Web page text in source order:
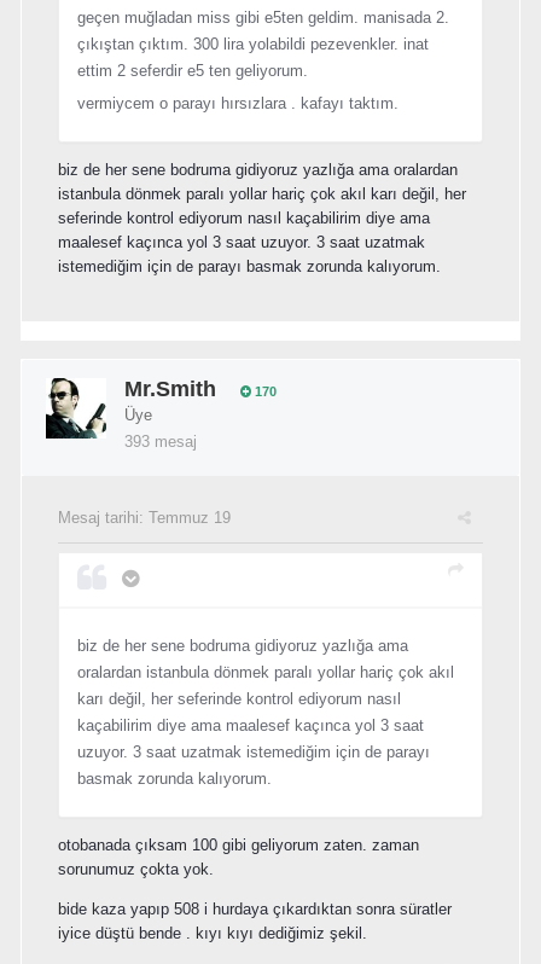
geçen muğladan miss gibi e5ten geldim. manisada 2.
çıkıştan çıktım. 300 lira yolabildi pezevenkler. inat
ettim 2 seferdir e5 ten geliyorum.
vermiycem o parayı hırsızlara . kafayı taktım.
biz de her sene bodruma gidiyoruz yazlığa ama oralardan
istanbula dönmek paralı yollar hariç çok akıl karı değil, her
seferinde kontrol ediyorum nasıl kaçabilirim diye ama
maalesef kaçınca yol 3 saat uzuyor. 3 saat uzatmak
istemediğim için de parayı basmak zorunda kalıyorum.
Mr.Smith 170
Üye
393 mesaj
Mesaj tarihi: Temmuz 19
biz de her sene bodruma gidiyoruz yazlığa ama
oralardan istanbula dönmek paralı yollar hariç çok akıl
karı değil, her seferinde kontrol ediyorum nasıl
kaçabilirim diye ama maalesef kaçınca yol 3 saat
uzuyor. 3 saat uzatmak istemediğim için de parayı
basmak zorunda kalıyorum.
otobanada çıksam 100 gibi geliyorum zaten. zaman
sorunumuz çokta yok.
bide kaza yapıp 508 i hurdaya çıkardıktan sonra süratler
iyice düştü bende . kıyı kıyı dediğimiz şekil.